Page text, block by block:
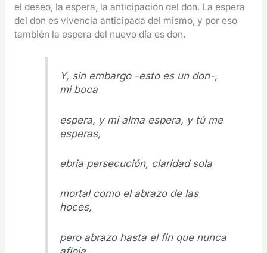
el deseo, la espera, la anticipación del don. La espera
del don es vivencia anticipada del mismo, y por eso
también la espera del nuevo día es don.
Y, sin embargo -esto es un don-,
mi boca
espera, y mi alma espera, y tú me
esperas,
ebria persecución, claridad sola
mortal como el abrazo de las
hoces,
pero abrazo hasta el fin que nunca